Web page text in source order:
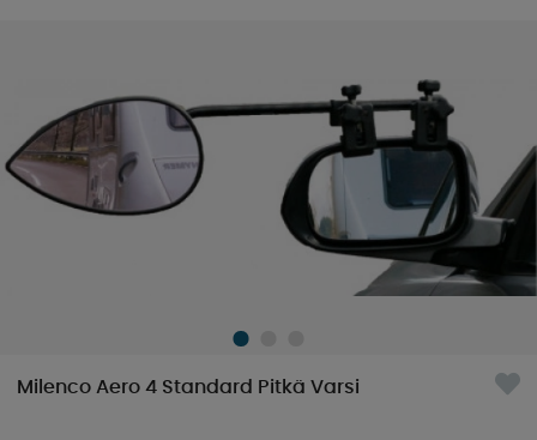
Milenco Aero 4 Standard Pitkä Varsi